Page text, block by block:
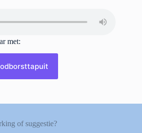
met:
of suggestie?